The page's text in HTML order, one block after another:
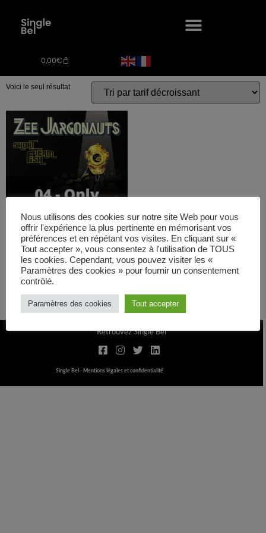
0,00€
FR9W11409707
Voici le seul résultat
04 – Only Having Fun
– short term fish
€
Ajouter au panier
Retrouvez Single Bel
Single Bel -Mentions légales et confidentialité
Nous utilisons des cookies sur notre site Web pour vous
offrir l'expérience la plus pertinente en mémorisant vos
préférences et en répétant vos visites. En cliquant sur «
Tout accepter », vous consentez à l'utilisation de TOUS
les cookies. Cependant, vous pouvez visiter les «
Paramètres des cookies » pour fournir un consentement
contrôlé.
Paramètres des cookies Tout accepter